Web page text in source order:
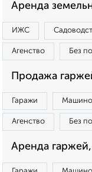
Аренда
ИЖС
Агенство Без
Продажа
Гаражи
Агенство Без
Аренда